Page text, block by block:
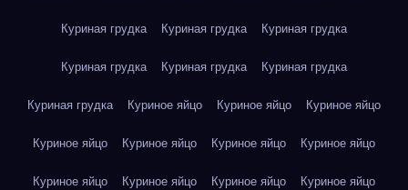
Куриная грудка Куриная грудка Куриная грудка
Куриная грудка Куриная грудка Куриная грудка
Куриная грудка Куриное яйцо Куриное яйцо Куриное яйцо
Куриное яйцо Куриное яйцо Куриное яйцо Куриное яйцо
Куриное яйцо Куриное яйцо Куриное яйцо Куриное яйцо